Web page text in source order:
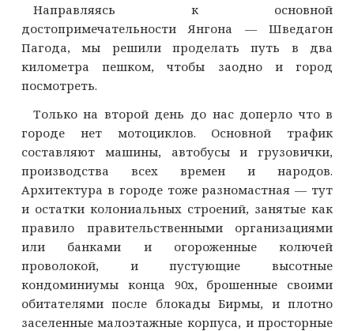
Направляясь к основной
достопримечательности Янгона — Шведагон
Пагода, мы решили проделать путь в два
километра пешком, чтобы заодно и город
посмотреть.
Только на второй день до нас доперло что в
городе нет мотоциклов. Основной трафик
составляют машины, автобусы и грузовички,
производства всех времен и народов.
Архитектура в городе тоже разномастная — тут
и остатки колониальных строений, занятые как
правило правительственными организациями
или банками и огороженные колючей
проволокой, и пустующие высотные
кондоминиумы конца 90х, брошенные своими
обитателями после блокады Бирмы, и плотно
заселенные малоэтажные корпуса, и просторные